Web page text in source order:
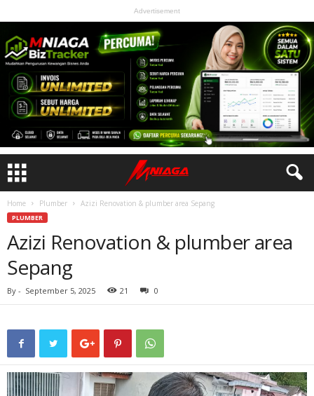
Advertisement
Home Plumber Azizi Renovation & plumber area Sepang
PLUMBER
Azizi Renovation & plumber area
Sepang
By - September 5, 2025 21 0